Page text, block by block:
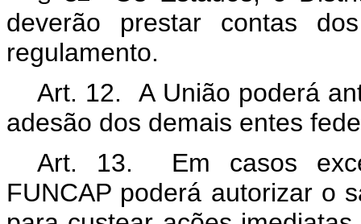
deverão prestar contas
regulamento.
Art. 12. A União poderá
adesão dos demais entes
Art. 13. Em casos
FUNCAP poderá autorizar o